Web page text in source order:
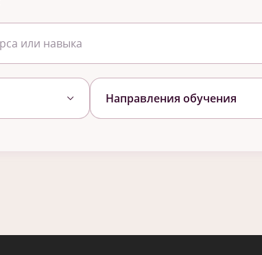
Направления обучения